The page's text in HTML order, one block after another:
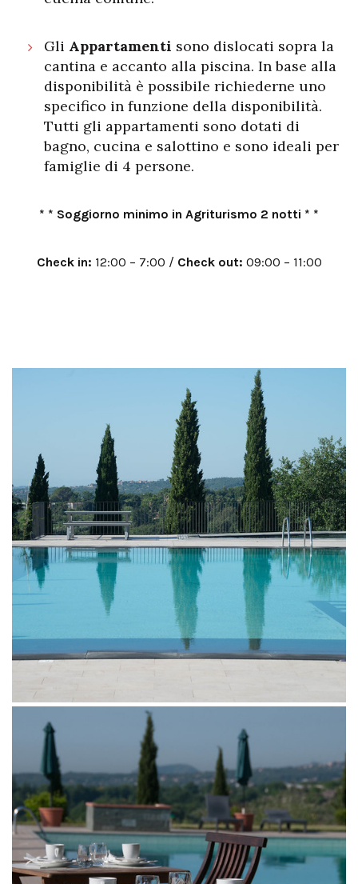
Gli Appartamenti sono dislocati sopra la
cantina e accanto alla piscina. In base alla
disponibilità è possibile richiederne uno
specifico in funzione della disponibilità.
Tutti gli appartamenti sono dotati di
bagno, cucina e salottino e sono ideali per
famiglie di 4 persone.
* * Soggiorno minimo in Agriturismo 2 notti * *
Check in: 12:00 – 7:00 / Check out: 09:00 – 11:00